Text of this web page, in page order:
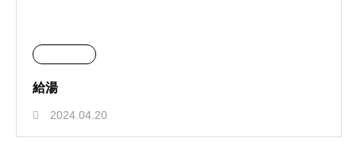
給湯
2024.04.20